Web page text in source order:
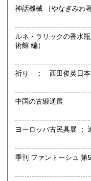
練馬区は西武池袋線「
します、
誰でも気軽に入れて楽
面白かったり、少し変
役に立ったり立たなかっ
各種文庫・新書・漫画
画・美術・お料理・手
古本屋定番の店頭均一
通勤通学の行き帰りに
お近くをお通りの際に
神話機械 （やなぎみわ
ルネ・ラリックの香水瓶展 : 光
術館 編）
祈り ； 西田俊英日本
中国の古緞通展
ヨーロッパ古民具展 ；
季刊 ファントーシュ